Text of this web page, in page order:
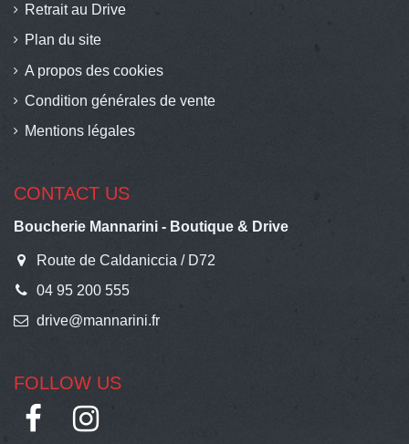
Retrait au Drive
Plan du site
A propos des cookies
Condition générales de vente
Mentions légales
CONTACT US
Boucherie Mannarini - Boutique & Drive
Route de Caldaniccia / D72
04 95 200 555
drive@mannarini.fr
FOLLOW US